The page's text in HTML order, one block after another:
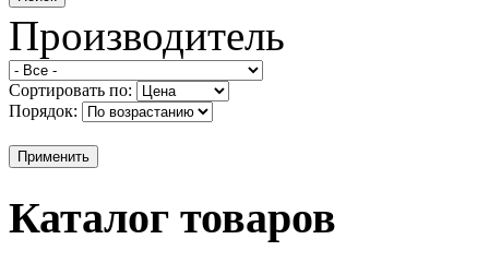
Производитель
Сортировать по:
Порядок:
Каталог товаров